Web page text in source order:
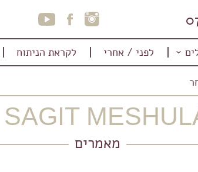
לפני / אחרי לקראת הניתוח
SAGIT
מאמרים